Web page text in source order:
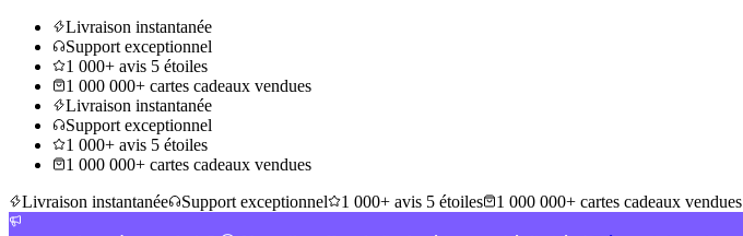
Livraison instantanée
Support exceptionnel
1 000+ avis 5 étoiles
1 000 000+ cartes cadeaux vendues
Livraison instantanée
Support exceptionnel
1 000+ avis 5 étoiles
1 000 000+ cartes cadeaux vendues
Livraison instantanée
Support exceptionnel 1 000+ avis 5 étoiles 1 000 000+ cartes cadeaux vendues